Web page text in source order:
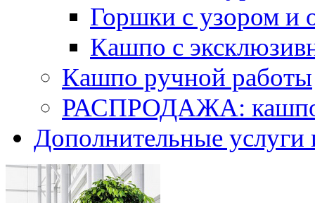
Горшки с узором и
Кашпо с
Кашпо ручной работы
РАСПРОДАЖА: кашпо
Дополнительные услуги